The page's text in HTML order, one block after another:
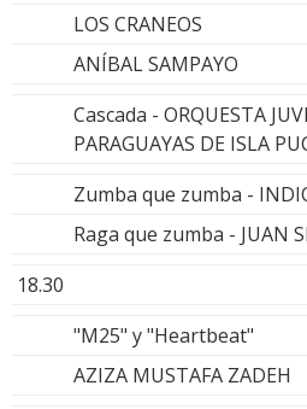
LOS CRANEOS
ANÍBAL SAMPAYO
Cascada - ORQUESTA
PARAGUAYAS DE ISLA
Zumba que zumba -
Raga que zumba - JUAN
18.30
"M25" y "Heartbeat"
AZIZA MUSTAFA ZADEH